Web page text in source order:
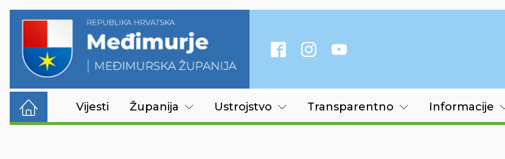
Vijesti Županija Ustrojstvo Transparentno Informacije